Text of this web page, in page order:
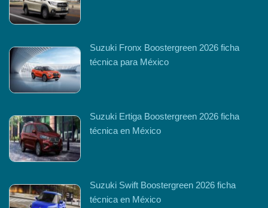
Suzuki Fronx Boostergreen 2026 ficha
técnica para México
Suzuki Ertiga Boostergreen 2026 ficha
técnica en México
Suzuki Swift Boostergreen 2026 ficha
técnica en México